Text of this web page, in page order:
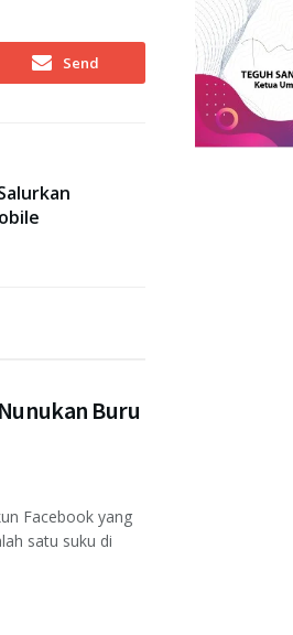
Send
Buru
Facebook yang
satu suku di